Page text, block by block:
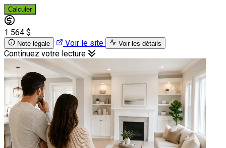
Calculer
1 564 $
Note légale Voir le site Voir les détails
Continuez votre lecture